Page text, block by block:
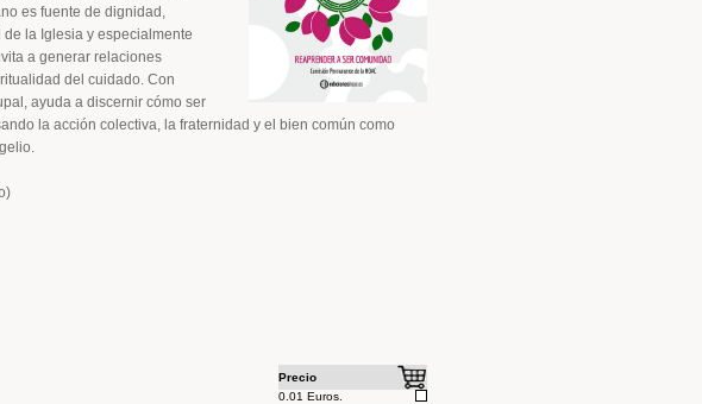
es fuente de dignidad,
la Iglesia y especialmente
a generar relaciones
del cuidado. Con
ayuda a discernir cómo ser
la acción colectiva, la fraternidad y el bien común como
Precio
0.01 Euros.